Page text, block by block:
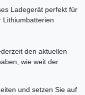
Ladegerät perfekt für
Lithiumbatterien
den aktuellen
wie weit der
und setzen Sie auf